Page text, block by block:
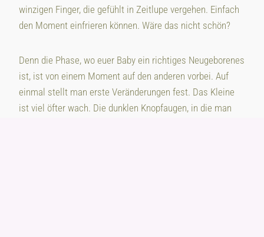
winzigen Finger, die gefühlt in Zeitlupe vergehen. Einfach
den Moment einfrieren können. Wäre das nicht schön?
Denn die Phase, wo euer Baby ein richtiges Neugeborenes
ist, ist von einem Moment auf den anderen vorbei. Auf
einmal stellt man erste Veränderungen fest. Das Kleine
ist viel öfter wach. Die dunklen Knopfaugen, in die man